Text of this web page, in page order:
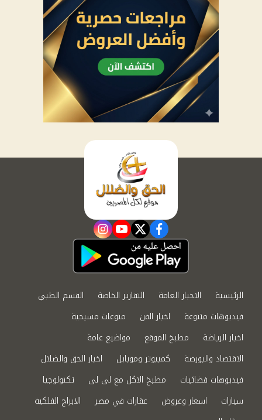
facebook
twitter
youtube
instagram
الرئيسية الاخبار العامة التقارير الخاصة
القسم الطبي
فيديوهات متنوعة
اخبار الفن
منوعات مسيحية
اخبار الرياضة
مطبخ الموقع
مواضيع عامة
الاقتصاد والبورصة
كمبيوتر وموبايل
اخبار الحق والضلال
فيديوهات فضائيات
مطبخ الاكل مع لى لى
تكنولوجيا
سيارات
اسعار وعروض عقارات في مصر
الابراج الفلكية